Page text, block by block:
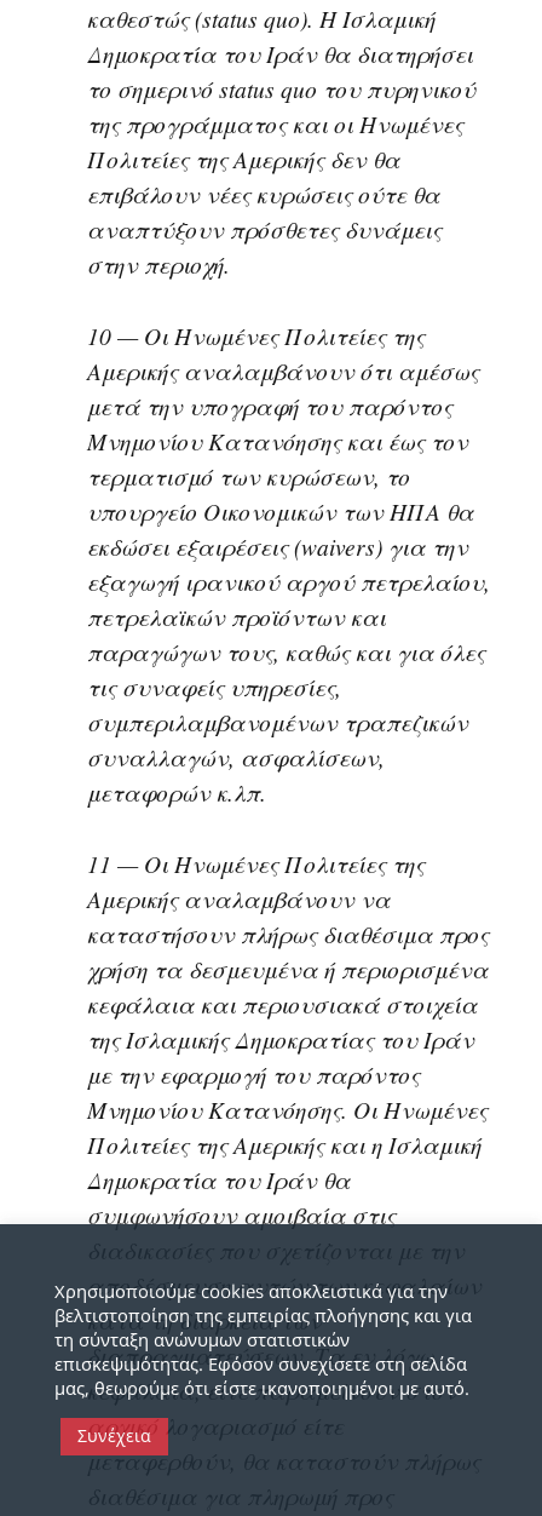
καθεστώς (status quo). Η Ισλαμική
Δημοκρατία του Ιράν θα διατηρήσει
το σημερινό status quo του πυρηνικού
της προγράμματος και οι Ηνωμένες
Πολιτείες της Αμερικής δεν θα
επιβάλουν νέες κυρώσεις ούτε θα
αναπτύξουν πρόσθετες δυνάμεις
στην περιοχή.
10 — Οι Ηνωμένες Πολιτείες της
Αμερικής αναλαμβάνουν ότι αμέσως
μετά την υπογραφή του παρόντος
Μνημονίου Κατανόησης και έως τον
τερματισμό των κυρώσεων, το
υπουργείο Οικονομικών των ΗΠΑ θα
εκδώσει εξαιρέσεις (waivers) για την
εξαγωγή ιρανικού αργού πετρελαίου,
πετρελαϊκών προϊόντων και
παραγώγων τους, καθώς και για όλες
τις συναφείς υπηρεσίες,
συμπεριλαμβανομένων τραπεζικών
συναλλαγών, ασφαλίσεων,
μεταφορών κ.λπ.
11 — Οι Ηνωμένες Πολιτείες της
Αμερικής αναλαμβάνουν να
καταστήσουν πλήρως διαθέσιμα προς
χρήση τα δεσμευμένα ή περιορισμένα
κεφάλαια και περιουσιακά στοιχεία
της Ισλαμικής Δημοκρατίας του Ιράν
με την εφαρμογή του παρόντος
Μνημονίου Κατανόησης. Οι Ηνωμένες
Πολιτείες της Αμερικής και η Ισλαμική
Δημοκρατία του Ιράν θα
συμφωνήσουν αμοιβαία στις
διαδικασίες που σχετίζονται με την
αποδέσμευση αυτών των κεφαλαίων
κατά τη διάρκεια των
διαπραγματεύσεων. Τα εν λόγω
κεφάλαια, είτε παραμείνουν στον
αρχικό λογαριασμό είτε
μεταφερθούν, θα καταστούν πλήρως
διαθέσιμα για πληρωμή προς
Χρησιμοποιούμε cookies αποκλειστικά για την
βελτιστοποίηση της εμπειρίας πλοήγησης και για
τη σύνταξη ανώνυμων στατιστικών
επισκεψιμότητας. Εφόσον συνεχίσετε στη σελίδα
μας, θεωρούμε ότι είστε ικανοποιημένοι με αυτό.
Συνέχεια